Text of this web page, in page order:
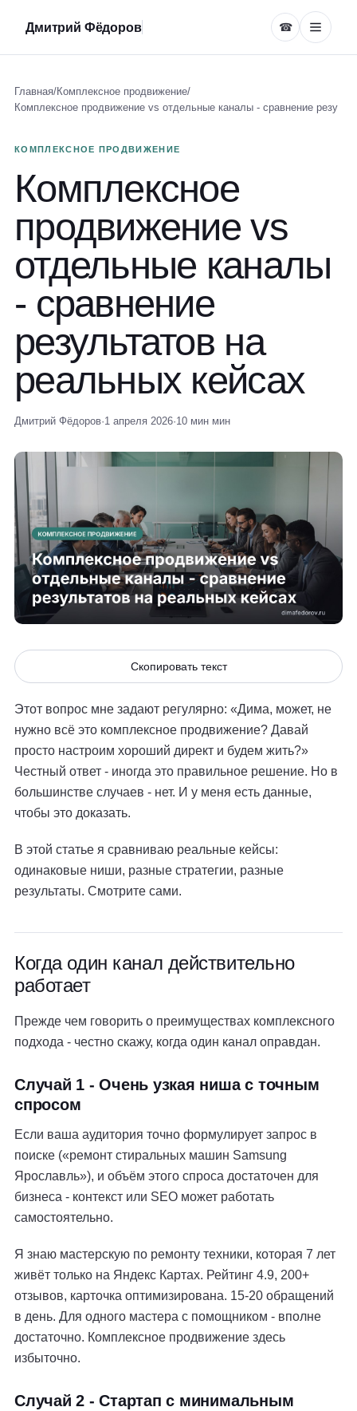
Дмитрий Фёдоров ☎
Главная/Комплексное продвижение/
Комплексное продвижение vs отдельные каналы - сравнение резу
КОМПЛЕКСНОЕ ПРОДВИЖЕНИЕ
Комплексное
продвижение vs
отдельные каналы
- сравнение
результатов на
реальных кейсах
Дмитрий Фёдоров·1 апреля 2026·10 мин мин
Скопировать текст
Этот вопрос мне задают регулярно: «Дима, может, не
нужно всё это комплексное продвижение? Давай
просто настроим хороший директ и будем жить?»
Честный ответ - иногда это правильное решение. Но в
большинстве случаев - нет. И у меня есть данные,
чтобы это доказать.
В этой статье я сравниваю реальные кейсы:
одинаковые ниши, разные стратегии, разные
результаты. Смотрите сами.
Когда один канал действительно
работает
Прежде чем говорить о преимуществах комплексного
подхода - честно скажу, когда один канал оправдан.
Случай 1 - Очень узкая ниша с точным
спросом
Если ваша аудитория точно формулирует запрос в
поиске («ремонт стиральных машин Samsung
Ярославль»), и объём этого спроса достаточен для
бизнеса - контекст или SEO может работать
самостоятельно.
Я знаю мастерскую по ремонту техники, которая 7 лет
живёт только на Яндекс Картах. Рейтинг 4.9, 200+
отзывов, карточка оптимизирована. 15-20 обращений
в день. Для одного мастера с помощником - вполне
достаточно. Комплексное продвижение здесь
избыточно.
Случай 2 - Стартап с минимальным